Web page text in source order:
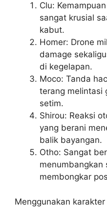
Clu:
sangat krusial
kabut.
Homer: Drone
damage
di kegelapan.
Moco: Tanda
terang melintasi
setim.
Shirou: Reaksi
yang berani
balik bayangan.
Otho: Sangat
menumbangkan
membongkar
Menggunakan